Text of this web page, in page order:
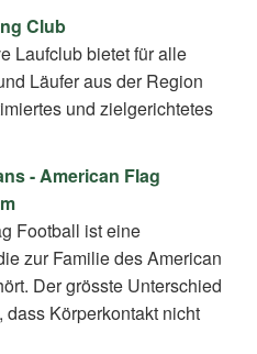
Club
Laufclub bietet für alle
Läufer aus der Region
und zielgerichtetes
- American Flag
Football ist eine
zur Familie des American
Der grösste Unterschied
dass Körperkontakt nicht